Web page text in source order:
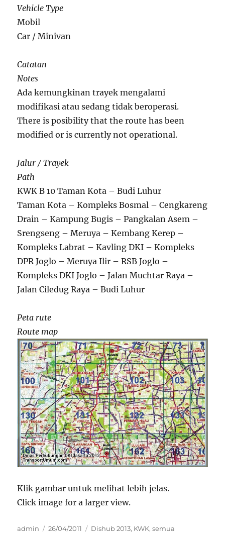
Vehicle Type
Mobil
Car / Minivan
Catatan
Notes
Ada kemungkinan trayek mengalami
modifikasi atau sedang tidak beroperasi.
There is posibility that the route has been
modified or is currently not operational.
Jalur / Trayek
Path
KWK B 10 Taman Kota – Budi Luhur
Taman Kota – Kompleks Bosmal – Cengkareng
Drain – Kampung Bugis – Pangkalan Asem –
Srengseng – Meruya – Kembang Kerep –
Kompleks Labrat – Kavling DKI – Kompleks
DPR Joglo – Meruya Ilir – RSB Joglo –
Kompleks DKI Joglo – Jalan Muchtar Raya –
Jalan Ciledug Raya – Budi Luhur
Peta rute
Route map
Klik gambar untuk melihat lebih jelas.
Click image for a larger view.
Author
admin
Posted
26/04/2011 Categories
Dishub 2013, KWK,semua